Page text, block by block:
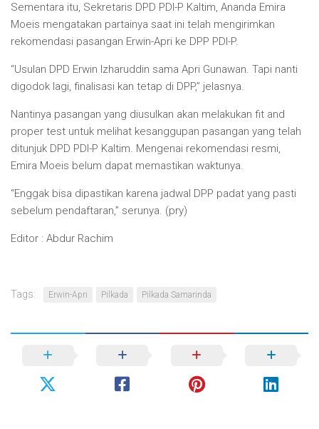
Sementara itu, Sekretaris DPD PDI-P Kaltim, Ananda Emira
Moeis mengatakan partainya saat ini telah mengirimkan
rekomendasi pasangan Erwin-Apri ke DPP PDI-P.
“Usulan DPD Erwin Izharuddin sama Apri Gunawan. Tapi nanti
digodok lagi, finalisasi kan tetap di DPP,” jelasnya.
Nantinya pasangan yang diusulkan akan melakukan fit and
proper test untuk melihat kesanggupan pasangan yang telah
ditunjuk DPD PDI-P Kaltim. Mengenai rekomendasi resmi,
Emira Moeis belum dapat memastikan waktunya.
“Enggak bisa dipastikan karena jadwal DPP padat yang pasti
sebelum pendaftaran,” serunya. (pry)
Editor : Abdur Rachim
Tags: Erwin-Apri Pilkada Pilkada Samarinda